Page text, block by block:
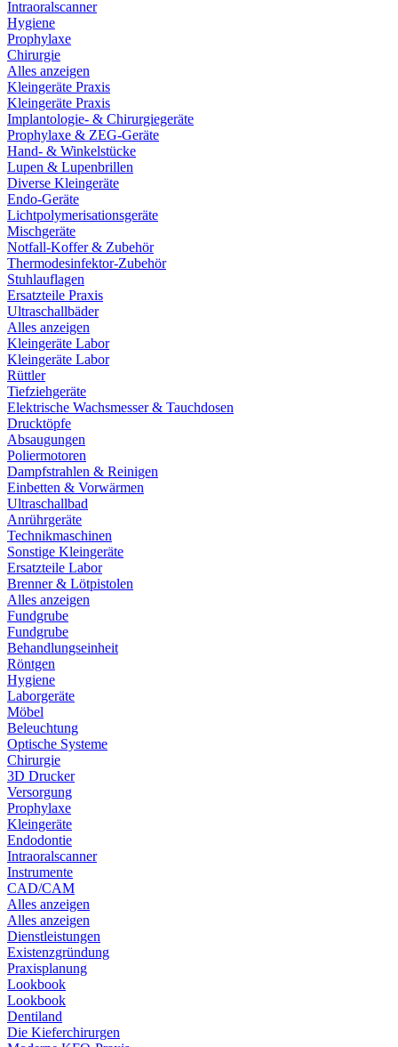
Intraoralscanner
Hygiene
Prophylaxe
Chirurgie
Alles anzeigen
Kleingeräte Praxis
Kleingeräte Praxis
Implantologie- & Chirurgiegeräte
Prophylaxe & ZEG-Geräte
Hand- & Winkelstücke
Lupen & Lupenbrillen
Diverse Kleingeräte
Endo-Geräte
Lichtpolymerisationsgeräte
Mischgeräte
Notfall-Koffer & Zubehör
Thermodesinfektor-Zubehör
Stuhlauflagen
Ersatzteile Praxis
Ultraschallbäder
Alles anzeigen
Kleingeräte Labor
Kleingeräte Labor
Rüttler
Tiefziehgeräte
Elektrische Wachsmesser & Tauchdosen
Drucktöpfe
Absaugungen
Poliermotoren
Dampfstrahlen & Reinigen
Einbetten & Vorwärmen
Ultraschallbad
Anrührgeräte
Technikmaschinen
Sonstige Kleingeräte
Ersatzteile Labor
Brenner & Lötpistolen
Alles anzeigen
Fundgrube
Fundgrube
Behandlungseinheit
Röntgen
Hygiene
Laborgeräte
Möbel
Beleuchtung
Optische Systeme
Chirurgie
3D Drucker
Versorgung
Prophylaxe
Kleingeräte
Endodontie
Intraoralscanner
Instrumente
CAD/CAM
Alles anzeigen
Alles anzeigen
Dienstleistungen
Existenzgründung
Praxisplanung
Lookbook
Lookbook
Dentiland
Die Kieferchirurgen